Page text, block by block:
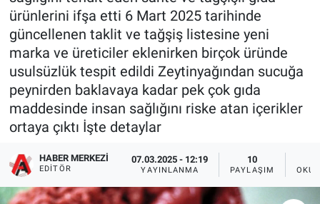
ürünlerini ifşa etti 6 Mart 2025 tarihinde
güncellenen taklit ve tağşiş listesine yeni
marka ve üreticiler eklenirken birçok üründe
usulsüzlük tespit edildi Zeytinyağından sucuğa
peynirden baklavaya kadar pek çok gıda
maddesinde insan sağlığını riske atan içerikler
ortaya çıktı İşte detaylar
HABER MERKEZI
EDITÖR
07.03.2025 - 12:19
YAYINLANMA
10
PAYLAŞIM